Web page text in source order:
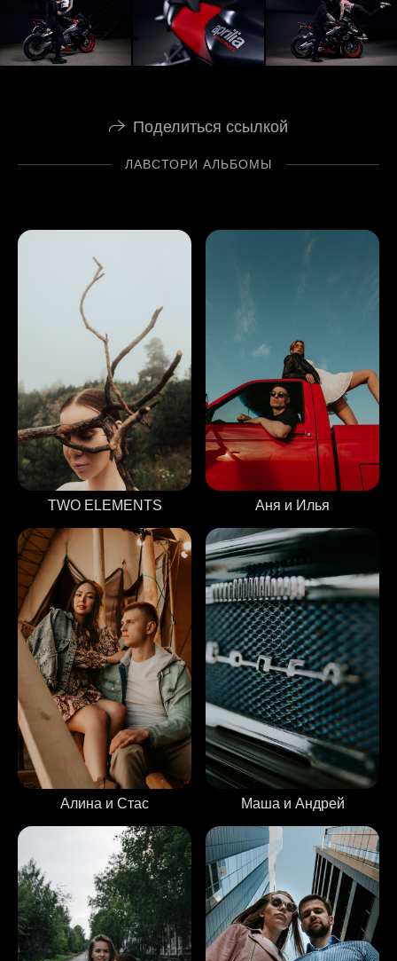
Поделиться ссылкой
ЛАВСТОРИ АЛЬБОМЫ
TWO ELEMENTS Аня и Илья
Алина и Стас Маша и Андрей